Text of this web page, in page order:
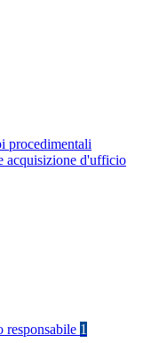
procedimentali
acquisizione d'ufficio
1